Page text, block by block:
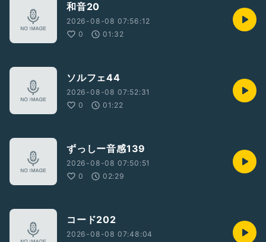
和音20
2026-08-08 07:56:12
0
01:32
ソルフェ44
2026-08-08 07:52:31
0
01:22
ずっしー音感139
2026-08-08 07:50:51
0
02:29
コード202
2026-08-08 07:48:04